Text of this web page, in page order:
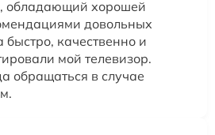
обладающий хорошей
довольных
быстро, качественно и
мой телевизор.
обращаться в случае